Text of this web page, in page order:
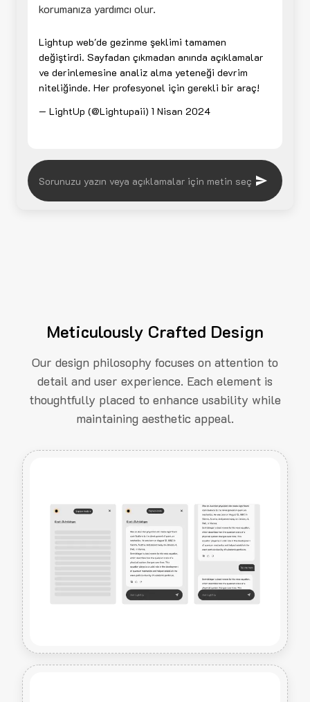
korumanıza yardımcı olur.
Lightup web'de gezinme şeklimi tamamen
değiştirdi. Sayfadan çıkmadan anında açıklamalar
ve derinlemesine analiz alma yeteneği devrim
niteliğinde. Her profesyonel için gerekli bir araç!
— LightUp (@Lightupaii) 1 Nisan 2024
Meticulously Crafted Design
Our design philosophy focuses on attention to
detail and user experience. Each element is
thoughtfully placed to enhance usability while
maintaining aesthetic appeal.